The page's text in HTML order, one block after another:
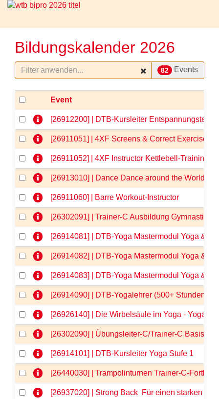
Bildungskalender 2026
82 Events
Event
[26912200] | DTB-Kursleiter
[26911051] | 4XF Screens & Correct Exercises
[26911052] | 4XF Instructor Kettlebell-Training
[26913010] | Dance Dance around the World
[26911060] | Barre Workout-Instructor
[26302091] | Trainer-C Ausbildung Gymnastik/
[26914081] | DTB-Yoga Mastermodul Yoga &
[26914082] | DTB-Yoga Mastermodul Yoga &
[26914083] | DTB-Yoga Mastermodul Yoga &
[26914090] | DTB-Yogalehrer (500+ Stunden)
[26926140] | Die Wirbelsäule im Yoga -
[26302090] | Übungsleiter-C/Trainer-C
[26914101] | DTB-Kursleiter Yoga Stufe 1
[26440030] | Trampolinturnen Trainer-C-
[26937020] | Strong Back  Für einen starken